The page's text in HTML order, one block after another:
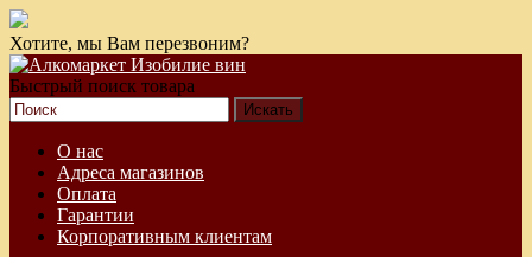
Хотите, мы Вам перезвоним?
Быстрый поиск товара
О нас
Адреса магазинов
Оплата
Гарантии
Корпоративным клиентам